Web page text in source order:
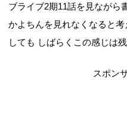
ブライブ2期11話を見ながら
かよちんを見れなくなると
しても しばらくこの感じは
スポン